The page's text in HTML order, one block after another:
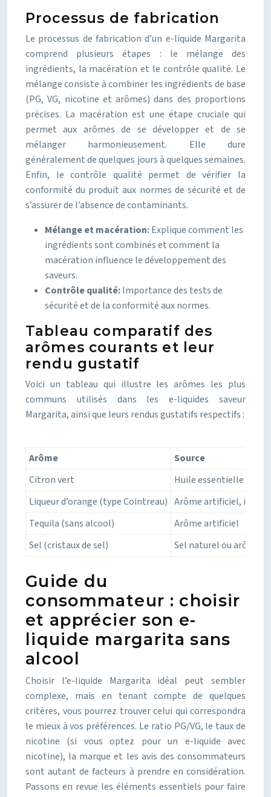
Processus de fabrication
Le processus de fabrication d’un e-liquide Margarita
comprend plusieurs étapes : le mélange des
ingrédients, la macération et le contrôle qualité. Le
mélange consiste à combiner les ingrédients de base
(PG, VG, nicotine et arômes) dans des proportions
précises. La macération est une étape cruciale qui
permet aux arômes de se développer et de se
mélanger harmonieusement. Elle dure
généralement de quelques jours à quelques semaines.
Enfin, le contrôle qualité permet de vérifier la
conformité du produit aux normes de sécurité et de
s’assurer de l’absence de contaminants.
Mélange et macération:Explique comment les
ingrédients sont combinés et comment la
macération influence le développement des
saveurs.
Contrôle qualité:Importance des tests de
sécurité et de la conformité aux normes.
Tableau comparatif des
arômes courants et leur
rendu gustatif
Voici un tableau qui illustre les arômes les plus
communs utilisés dans les e-liquides saveur
Margarita, ainsi que leurs rendus gustatifs respectifs :
Arôme
Source
Citron vert
Huile essentielle de
Liqueur d’orange (type Cointreau) Arôme artificiel,
Tequila (sans alcool)
Arôme artificiel
Sel (cristaux de sel)
Sel naturel ou arôme
Guide du
consommateur : choisir
et apprécier son e-
liquide margarita sans
alcool
Choisir l’e-liquide Margarita idéal peut sembler
complexe, mais en tenant compte de quelques
critères, vous pourrez trouver celui qui correspondra
le mieux à vos préférences. Le ratio PG/VG, le taux de
nicotine (si vous optez pour un e-liquide avec
nicotine), la marque et les avis des consommateurs
sont autant de facteurs à prendre en considération.
Passons en revue les éléments essentiels pour faire